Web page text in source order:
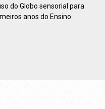
do Globo sensorial para
anos do Ensino